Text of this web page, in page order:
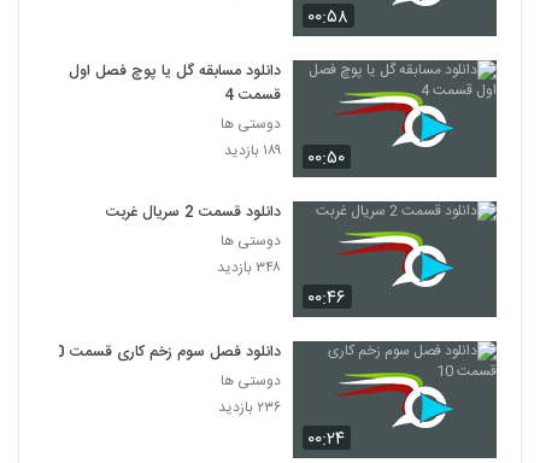
۰۰:۵۸
۰۰:۵۰
دانلود مسابقه گل یا پوچ فصل اول
قسمت 4
دوستی ها
۱۸۹ بازدید
۰۰:۴۶
دانلود قسمت 2 سریال غربت
دوستی ها
۳۴۸ بازدید
۰۰:۲۴
دانلود فصل سوم زخم کاری قسمت 10
دوستی ها
۲۳۶ بازدید